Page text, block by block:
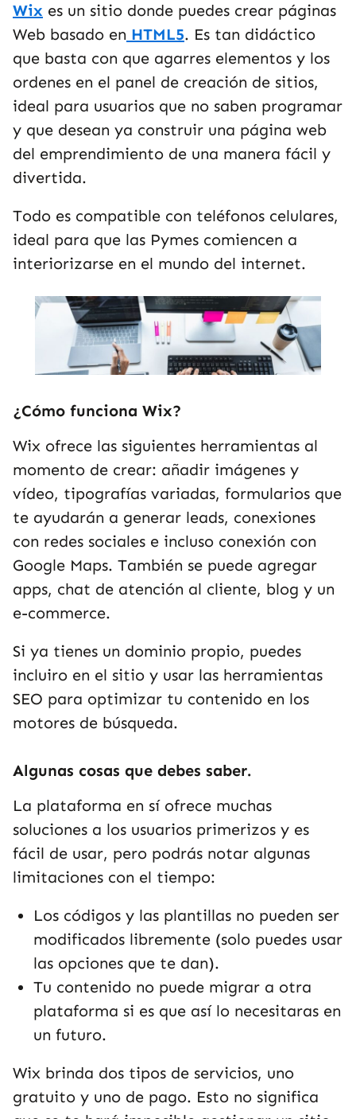
Wix es un sitio donde puedes crear páginas
Web basado en HTML5. Es tan didáctico
que basta con que agarres elementos y los
ordenes en el panel de creación de sitios,
ideal para usuarios que no saben programar
y que desean ya construir una página web
del emprendimiento de una manera fácil y
divertida.
Todo es compatible con teléfonos celulares,
ideal para que las Pymes comiencen a
interiorizarse en el mundo del internet.
¿Cómo funciona Wix?
Wix ofrece las siguientes herramientas al
momento de crear: añadir imágenes y
vídeo, tipografías variadas, formularios que
te ayudarán a generar leads, conexiones
con redes sociales e incluso conexión con
Google Maps. También se puede agregar
apps, chat de atención al cliente, blog y un
e-commerce.
Si ya tienes un dominio propio, puedes
incluiro en el sitio y usar las herramientas
SEO para optimizar tu contenido en los
motores de búsqueda.
Algunas cosas que debes saber.
La plataforma en sí ofrece muchas
soluciones a los usuarios primerizos y es
fácil de usar, pero podrás notar algunas
limitaciones con el tiempo:
Los códigos y las plantillas no pueden ser
modificados libremente (solo puedes usar
las opciones que te dan).
Tu contenido no puede migrar a otra
plataforma si es que así lo necesitaras en
un futuro.
Wix brinda dos tipos de servicios, uno
gratuito y uno de pago. Esto no significa